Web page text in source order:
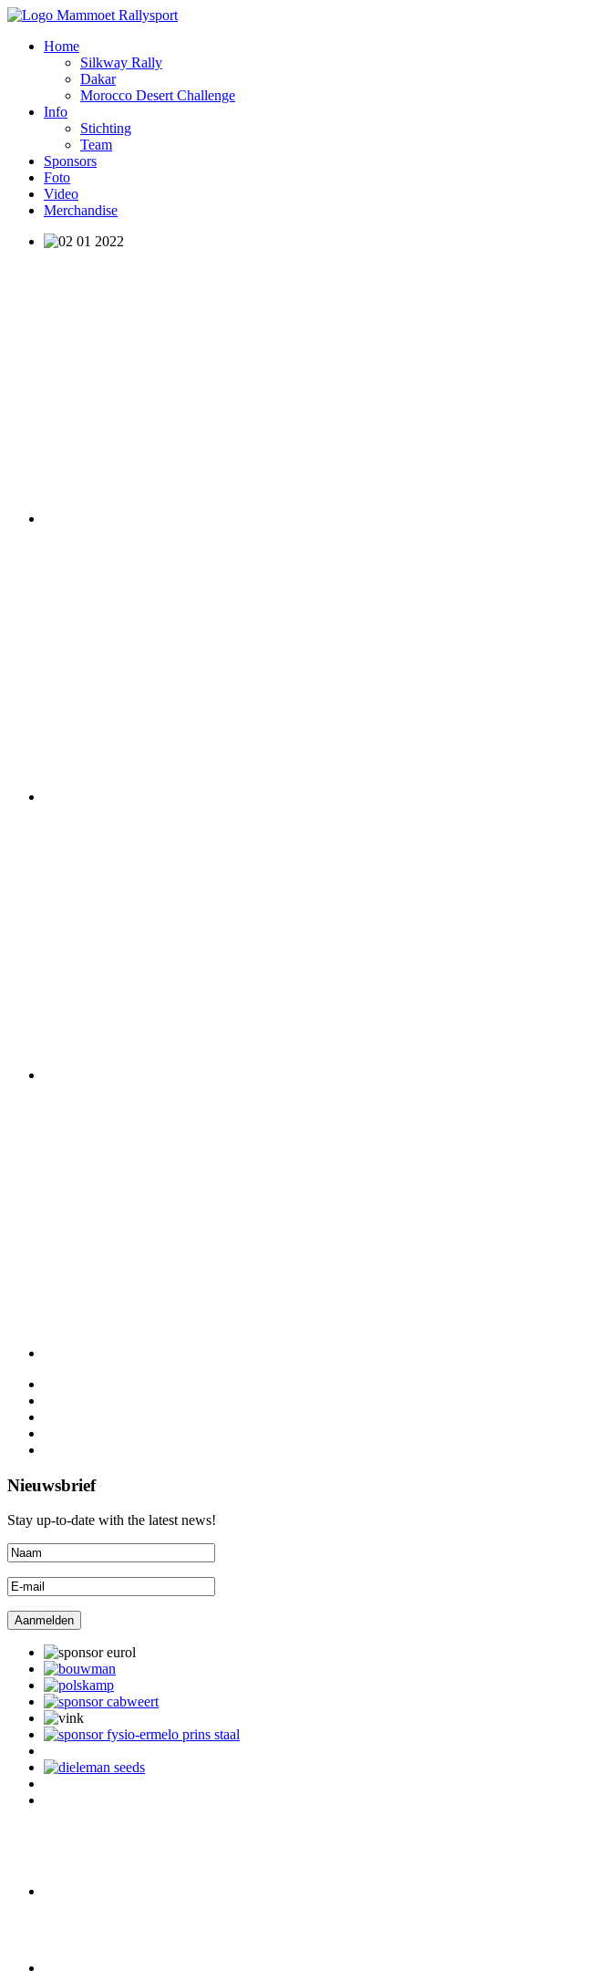
Home
Silkway Rally
Dakar
Morocco Desert Challenge
Info
Stichting
Team
Sponsors
Foto
Video
Merchandise
Nieuwsbrief
Stay up-to-date with the latest news!